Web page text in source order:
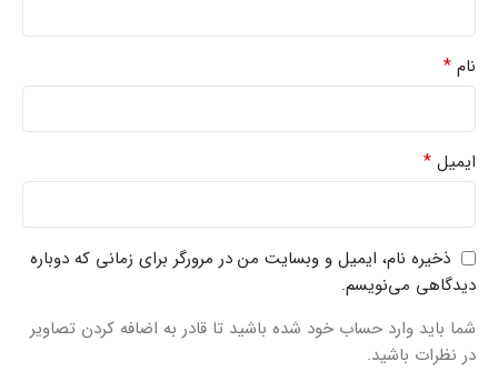
نام *
ایمیل *
ذخیره نام، ایمیل و وبسایت من در مرورگر برای زمانی که دوباره
دیدگاهی می‌نویسم.
شما باید وارد حساب خود شده باشید تا قادر به اضافه کردن تصاویر
در نظرات باشید.